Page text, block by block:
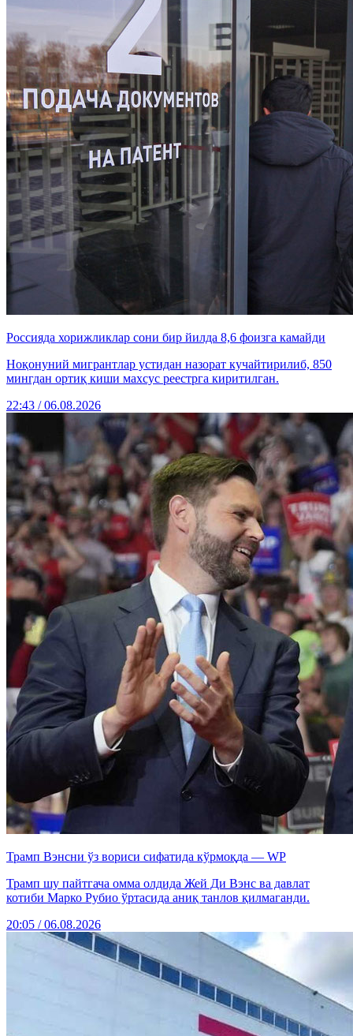
Россияда хорижликлар сони бир йилда 8,6 фоизга камайди
Ноқонуний мигрантлар устидан назорат кучайтирилиб, 850
мингдан ортиқ киши махсус реестрга киритилган.
22:43 / 06.08.2026
Трамп Вэнсни ўз вориси сифатида кўрмоқда — WP
Трамп шу пайтгача омма олдида Жей Ди Вэнс ва давлат
котиби Марко Рубио ўртасида аниқ танлов қилмаганди.
20:05 / 06.08.2026